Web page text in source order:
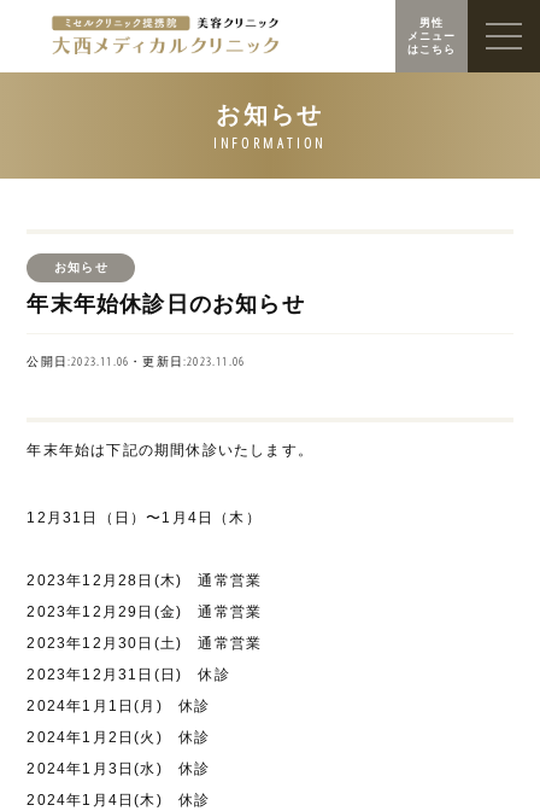
男性
メニュー
はこちら
お知らせ
年末年始休診日のお知らせ
公開日:2023.11.06・更新日:2023.11.06
年末年始は下記の期間休診いたします。
12月31日（日）〜1月4日（木）
2023年12月28日(木) 通常営業
2023年12月29日(金) 通常営業
2023年12月30日(土) 通常営業
2023年12月31日(日) 休診
2024年1月1日(月) 休診
2024年1月2日(火) 休診
2024年1月3日(水) 休診
2024年1月4日(木) 休診